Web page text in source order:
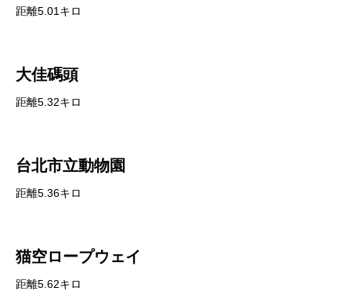
距離5.01キロ
大佳碼頭
距離5.32キロ
台北市立動物園
距離5.36キロ
猫空ロープウェイ
距離5.62キロ